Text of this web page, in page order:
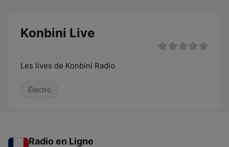
Konbini Live
Les lives de Konbini Radio
Électro
Radio en Ligne